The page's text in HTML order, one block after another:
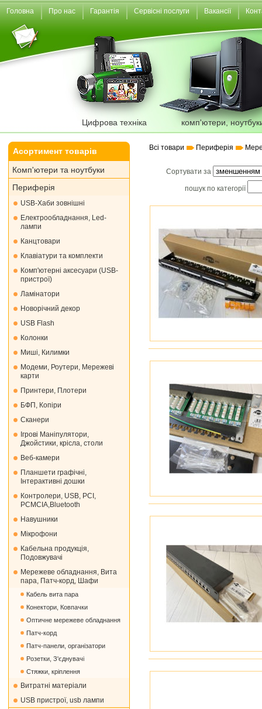
Головна Про нас Гарантія Сервісні послуги Вакансії
Цифрова техніка комп'ютери,
Асортимент товарів
Комп'ютери та ноутбуки
Периферія
USB-Хаби зовнішні
Електрообладнання, Led-
лампи
Канцтовари
Клавіатури та комплекти
Комп'ютерні аксесуари (USB-
пристрої)
Ламінатори
Новорічний декор
USB Flash
Колонки
Миші, Килимки
Модеми, Роутери, Мережеві
карти
Принтери, Плотери
БФП, Копіри
Сканери
Ігрові Маніпулятори,
Джойстики, крісла, столи
Веб-камери
Планшети графічні,
Інтерактивні дошки
Контролери, USB, PCI,
PCMCIA,Bluetooth
Навушники
Мікрофони
Кабельна продукція,
Подовжувачі
Мережеве обладнання, Вита
пара, Патч-корд, Шафи
Кабель вита пара
Конектори, Ковпачки
Оптичне мережеве обладнання
Патч-корд
Патч-панели, організатори
Розетки, З'єднувачі
Стяжки, кріплення
Витратні матеріали
USB пристрої, usb лампи
Всі товари Периферія
Сортувати за
пошук по категорії